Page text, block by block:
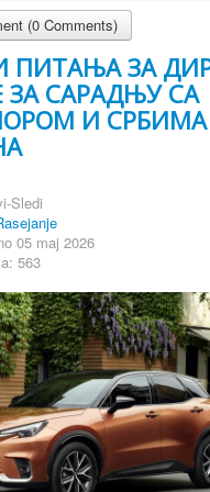
(0 Comments)
ПИТАЊА ЗА
ЗА САРАДЊУ СА
И
Sledi
05 maj 2026
563